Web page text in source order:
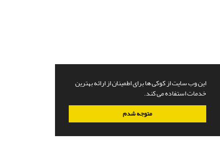
این وب سایت از کوکی ها برای اطمینان از ارائه بهترین
خدمات استفاده می کند.
متوجه شدم